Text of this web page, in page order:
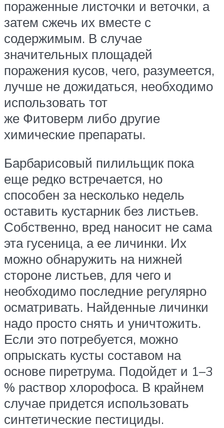
пораженные листочки и веточки, а
затем сжечь их вместе с
содержимым. В случае
значительных площадей
поражения кусов, чего, разумеется,
лучше не дожидаться, необходимо
использовать тот
же Фитоверм либо другие
химические препараты.
Барбарисовый пилильщик пока
еще редко встречается, но
способен за несколько недель
оставить кустарник без листьев.
Собственно, вред наносит не сама
эта гусеница, а ее личинки. Их
можно обнаружить на нижней
стороне листьев, для чего и
необходимо последние регулярно
осматривать. Найденные личинки
надо просто снять и уничтожить.
Если это потребуется, можно
опрыскать кусты составом на
основе пиретрума. Подойдет и 1–3
% раствор хлорофоса. В крайнем
случае придется использовать
синтетические пестициды.